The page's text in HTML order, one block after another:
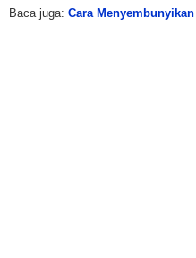
Baca juga: Cara